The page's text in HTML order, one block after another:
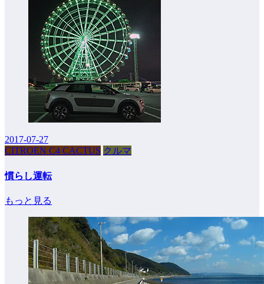
2017-07-27
CITROEN C4 CACTUS クルマ
慣らし運転
もっと見る